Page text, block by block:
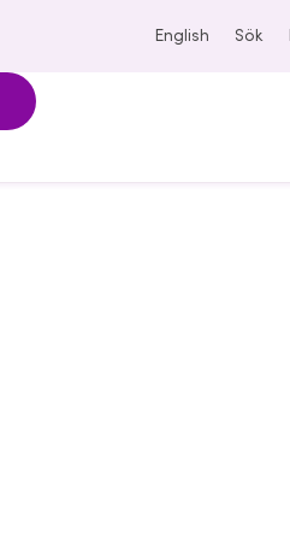
English Sök